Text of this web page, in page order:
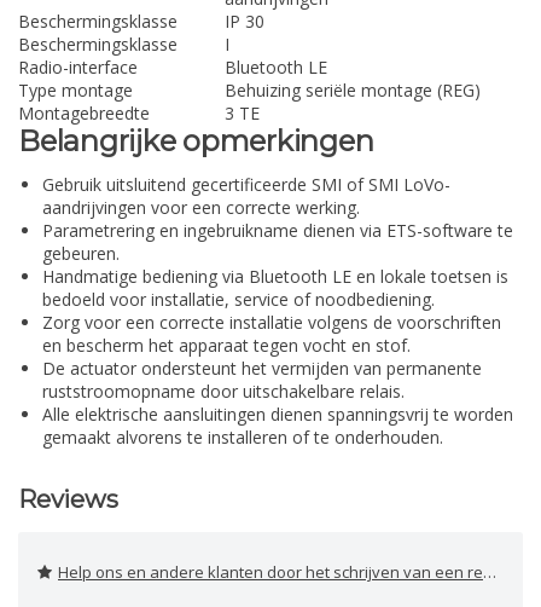
Beschermingsklasse
IP 30
Beschermingsklasse
I
Radio-interface
Bluetooth LE
Type montage
Behuizing seriële montage (REG)
Montagebreedte
3 TE
Belangrijke opmerkingen
Gebruik uitsluitend gecertificeerde SMI of SMI LoVo-
aandrijvingen voor een correcte werking.
Parametrering en ingebruikname dienen via ETS-software te
gebeuren.
Handmatige bediening via Bluetooth LE en lokale toetsen is
bedoeld voor installatie, service of noodbediening.
Zorg voor een correcte installatie volgens de voorschriften
en bescherm het apparaat tegen vocht en stof.
De actuator ondersteunt het vermijden van permanente
ruststroomopname door uitschakelbare relais.
Alle elektrische aansluitingen dienen spanningsvrij te worden
gemaakt alvorens te installeren of te onderhouden.
Reviews
Help ons en andere klanten door het schrijven van een review